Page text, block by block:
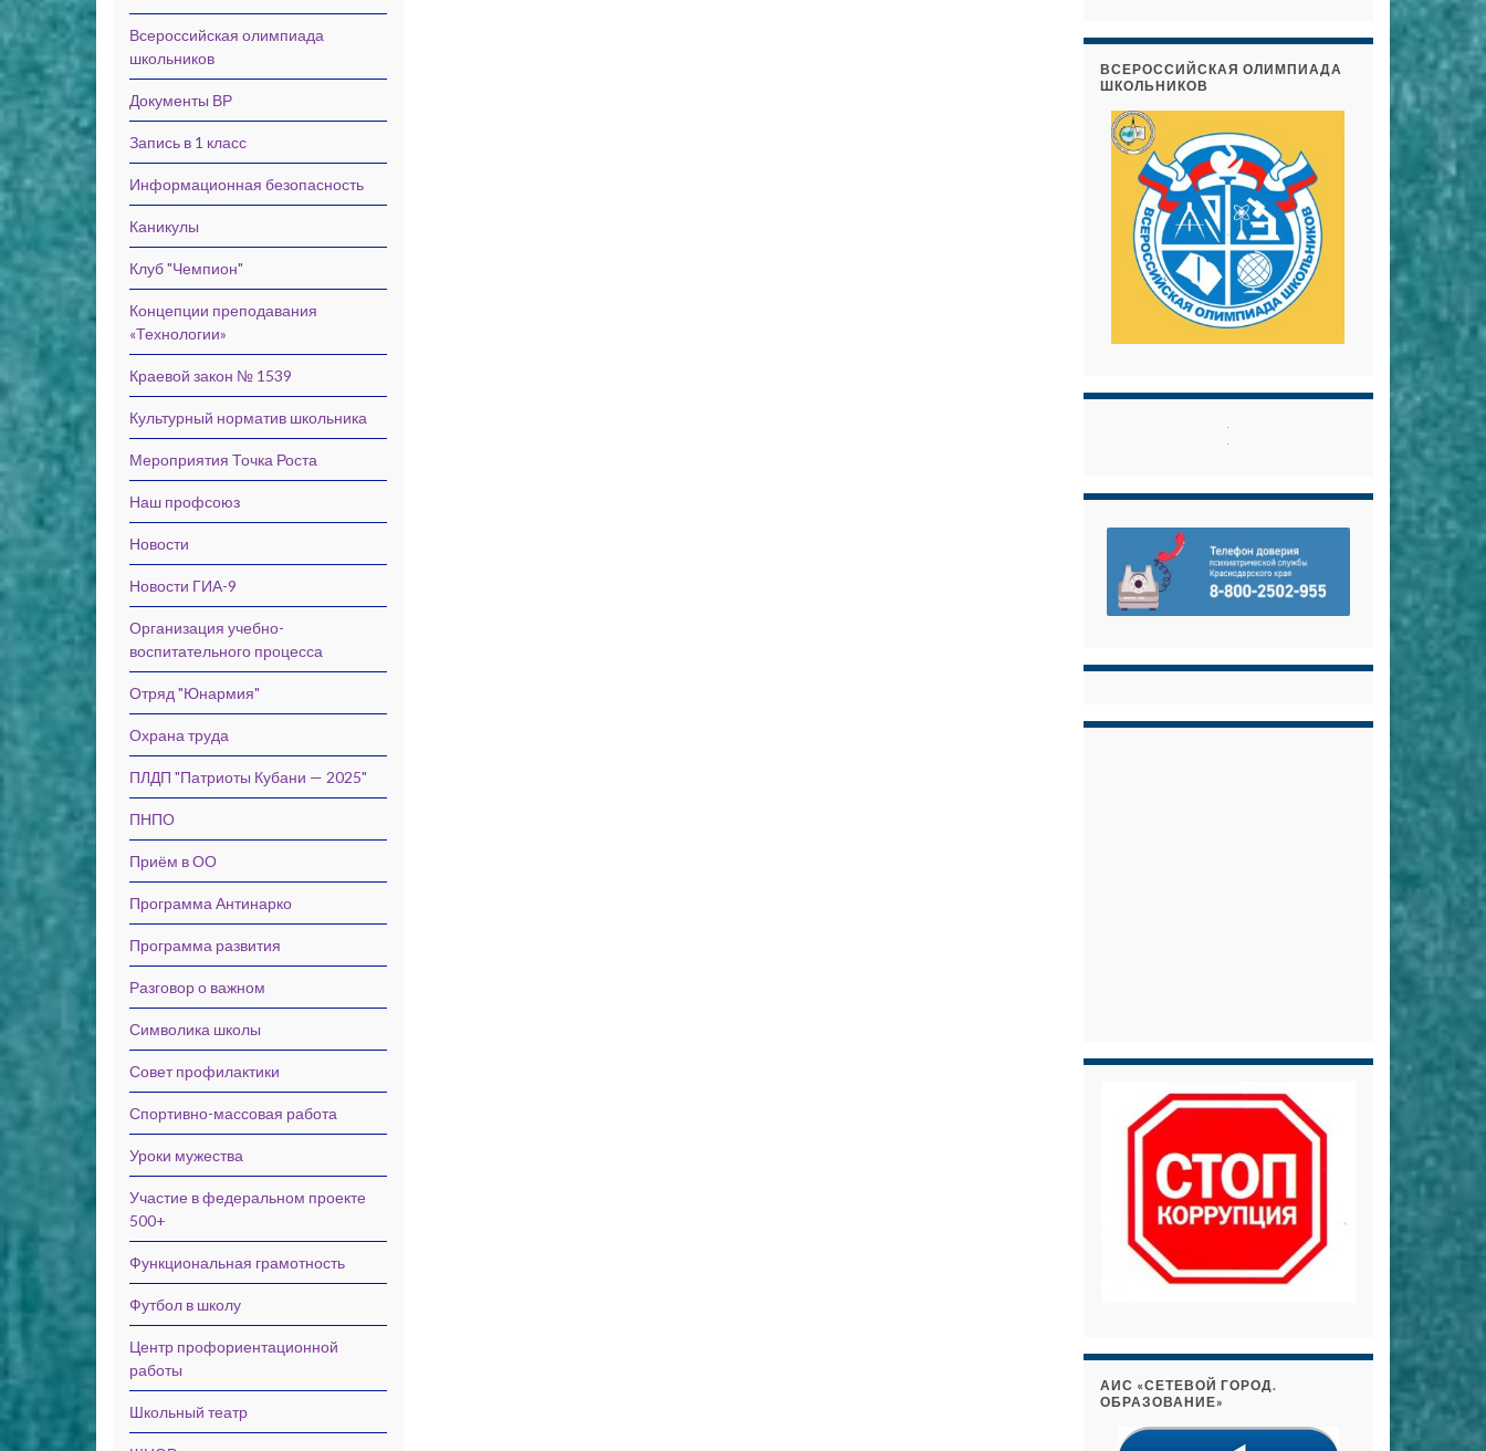
Всероссийская олимпиада
школьников
Документы ВР
Запись в 1 класс
Информационная безопасность
Каникулы
Клуб "Чемпион"
Концепции преподавания
«Технологии»
Краевой закон № 1539
Культурный норматив школьника
Мероприятия Точка Роста
Наш профсоюз
Новости
Новости ГИА-9
Организация учебно-
воспитательного процесса
Отряд "Юнармия"
Охрана труда
ПЛДП "Патриоты Кубани — 2025"
ПНПО
Приём в ОО
Программа Антинарко
Программа развития
Разговор о важном
Символика школы
Совет профилактики
Спортивно-массовая работа
Уроки мужества
Участие в федеральном проекте
500+
Функциональная грамотность
Футбол в школу
Центр профориентационной
работы
Школьный театр
ВСЕРОССИЙСКАЯ ОЛИМПИАДА
ШКОЛЬНИКОВ
АИС «СЕТЕВОЙ ГОРОД.
ОБРАЗОВАНИЕ»